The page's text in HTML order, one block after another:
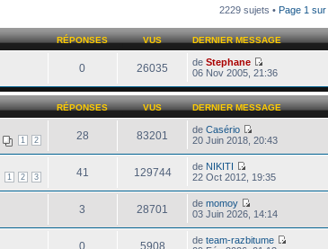
2229 sujets • Page 1 sur
RÉPONSES VUS DERNIER MESSAGE
0 26035 deStephane
06 Nov 2005, 21:36
RÉPONSES VUS DERNIER MESSAGE
1 2 28 83201 deCasério
20 Juin 2018, 20:43
1 2 3 41 129744 de NIKITI
22 Oct 2012, 19:35
3 28701 demomoy
03 Juin 2026, 14:14
0 5908 deteam-razbitume